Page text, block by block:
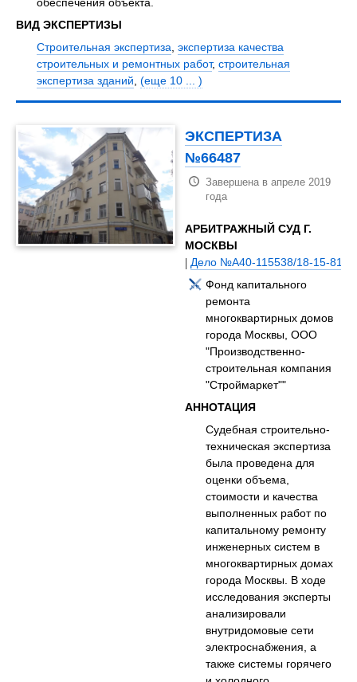
ВИД ЭКСПЕРТИЗЫ
Строительная экспертиза, экспертиза качества
строительных и ремонтных работ, строительная
экспертиза зданий, (еще 10 ... )
ЭКСПЕРТИЗА
№66487
Завершена в апреле 2019
года
АРБИТРАЖНЫЙ СУД Г.
МОСКВЫ
|Дело №А40-115538/18-15-810
Фонд капитального
ремонта
многоквартирных домов
города Москвы, ООО
"Производственно-
строительная компания
"Строймаркет""
АННОТАЦИЯ
Судебная строительно-
техническая экспертиза
была проведена для
оценки объема,
стоимости и качества
выполненных работ по
капитальному ремонту
инженерных систем в
многоквартирных домах
города Москвы. В ходе
исследования эксперты
анализировали
внутридомовые сети
электроснабжения, а
также системы горячего